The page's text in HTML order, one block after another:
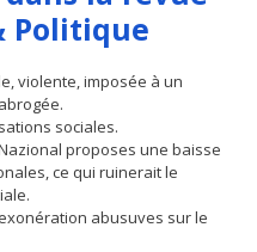
Politique
violente, imposée à un
sociales.
proposes une baisse
ce qui ruinerait le
abusuves sur le